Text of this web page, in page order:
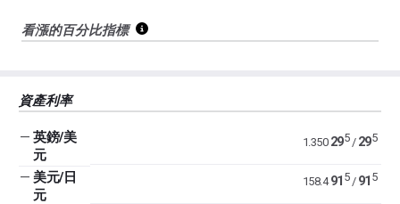
看漲的百分比指標
資產利率
— 英鎊/美
元
1.350 295/ 295
— 美元/日
元
158.4 91 5/ 91 5